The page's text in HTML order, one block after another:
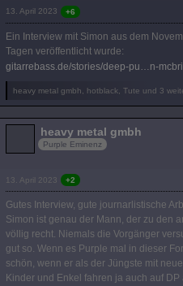
13. April 2023 +6
Ein Interview mit Simon aus dem
Tagen veröffentlicht wurde:
gitarrebass.de/stories/deep-pu…n-
heavy metal gmbh, hotblack, Tute und 3
heavy metal gmbh
Purple Eminenz
13. April 2023 +2
Gutes Interview, gute journarlistische
Simon ist genau der Mann, der zu den
völlig recht. Niemals die Vorgänger
gut so. Wenn es Purple mal in dieser
schön, wenn er als der Jüngste mit
Kinder und Enkel fahren ja auch auf